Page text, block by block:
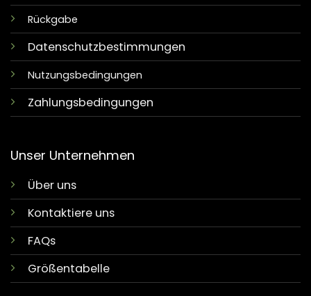
Rückgabe
Datenschutzbestimmungen
Nutzungsbedingungen
Zahlungsbedingungen
Unser Unternehmen
Über uns
Kontaktiere uns
FAQs
Größentabelle